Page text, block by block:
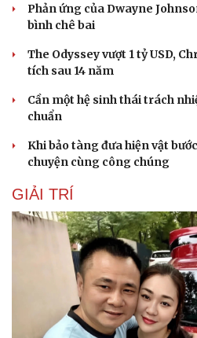
Phản ứng của Dwayne
bình chê bai
The Odyssey vượt 1 tỷ USD,
tích sau 14 năm
Cần một hệ sinh thái trách
chuẩn
Khi bảo tàng đưa hiện vật
chuyện cùng công chúng
GIẢI TRÍ